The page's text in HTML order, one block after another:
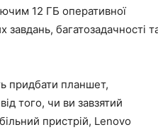
12 ГБ оперативної
завдань, багатозадачності
придбати планшет,
того, чи ви завзятий
пристрій, Lenovo